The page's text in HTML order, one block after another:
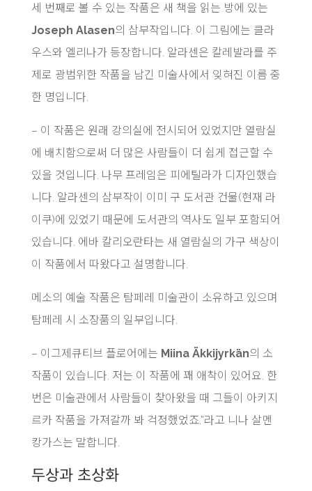
세 번째로 볼 수 있는 작품은 새 책을 읽는 방에 있는
Joseph Alasen의 삼부작입니다. 이 그림에는 클라
우스와 엘리나가 등장합니다. 알라센은 칼레발라를 주
제로 광범위한 작품을 남긴 미술사에서 잊혀진 이름 중
한 명입니다.
– 이 작품은 원래 강의실에 전시되어 있었지만 열람실
에 배치함으로써 더 많은 사람들이 더 쉽게 접근할 수
있을 것입니다. 나무 프레임은 피에틸라가 디자인했습
니다. 알라센의 삼부작이 이미 구 도서관 건물(현재 라
이쿠)에 있었기 때문에 도서관의 역사도 일부 포함되어
있습니다. 에바 칼리오란타는 새 열람실의 가구 색상이
이 작품에서 따왔다고 설명합니다.
메소의 예술 작품은 탐페레 미술관이 소유하고 있으며
탐페레 시 소장품의 일부입니다.
– 이그제큐티브 플로어에는 Miina Äkkijyrkän의 소
작품이 있습니다. 저는 이 작품에 꽤 애착이 있어요. 한
번은 미술관에서 사람들이 찾아왔을 때 그들이 아키지
르카 작품을 가져갈까 봐 걱정했었죠.”라고 니나 살멘
캉가스는 말합니다.
두상과 초상화